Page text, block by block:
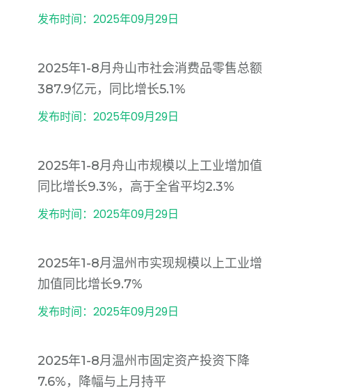
发布时间：2025年09月29日
2025年1-8月舟山市社会消费品零售总额
387.9亿元，同比增长5.1%
发布时间：2025年09月29日
2025年1-8月舟山市规模以上工业增加值
同比增长9.3%，高于全省平均2.3%
发布时间：2025年09月29日
2025年1-8月温州市实现规模以上工业增
加值同比增长9.7%
发布时间：2025年09月29日
2025年1-8月温州市固定资产投资下降
7.6%，降幅与上月持平